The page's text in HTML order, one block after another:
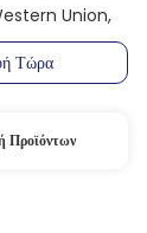
Union,
Τώρα
Προϊόντων